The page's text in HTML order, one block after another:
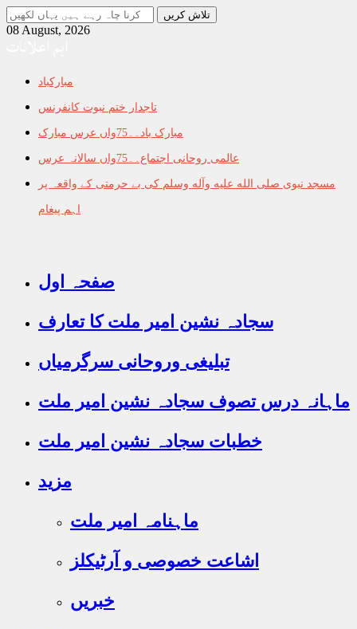
جو
تلاش
یہاں
08 August, 2026
اہم اعلانات
مبارکباد
تاجدار ختم نبوت کانفرنس
مبارک باد۔۔75واں عرس مبارک
عالمی روحانی اجتماع۔۔75واں سالانہ عرس
مسجد نبوی صلى الله عليه وآله وسلم کی بے حرمتی کے واقعہ پر
اہم پیغام
صفحہ اول
سجادہ نشین امیر ملت کا تعارف
تبلیغی وروحانی سرگرمیاں
ماہانہ درس تصوف سجادہ نشین امیر ملت
خطبات سجادہ نشین امیر ملت
مزید
ماہنامہ امیر ملت
اشاعت خصوصی و آرٹیکلز
خبریں